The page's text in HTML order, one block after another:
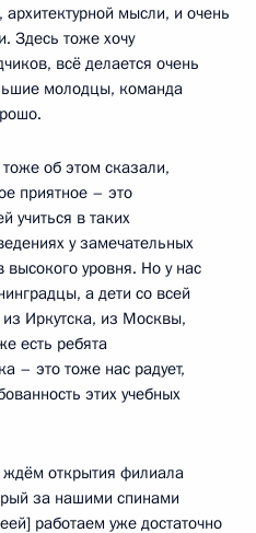
мысли, и очень
Здесь тоже хочу
всё делается очень
молодцы, команда
об этом сказали,
приятное – это
учиться в таких
у замечательных
высокого уровня. Но у нас
а дети со всей
Иркутска, из Москвы,
есть ребята
– это тоже нас радует,
этих учебных
открытия филиала
за нашими спинами
работаем уже достаточно